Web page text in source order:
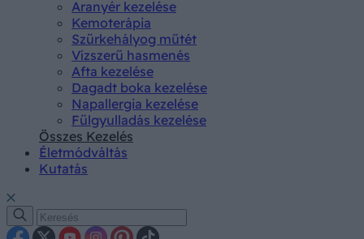
Aranyér kezelése
Kemoterápia
Szürkehályog műtét
Vízszerű hasmenés
Afta kezelése
Dagadt boka kezelése
Napallergia kezelése
Fülgyulladás kezelése
Összes Kezelés
Életmódváltás
Kutatás